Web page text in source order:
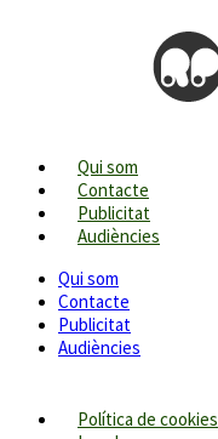
Qui som
Contacte
Publicitat
Audiències
Qui som
Contacte
Publicitat
Audiències
Política de cookies